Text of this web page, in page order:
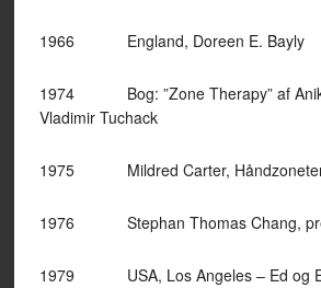
1966 England, Doreen E. Bayly
1974 Bog: ”Zone Therapy” af
Vladimir Tuchack
1975 Mildred Carter,
1976 Stephan Thomas Chang,
1979 USA, Los Angeles – Ed og